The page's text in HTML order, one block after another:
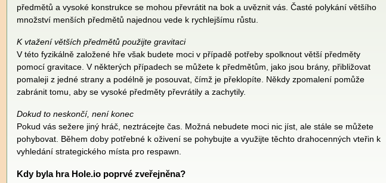
předmětů a vysoké konstrukce se mohou převrátit na bok a uvěznit vás. Časté polykání většího
množství menších předmětů najednou vede k rychlejšímu růstu.
K vtažení větších předmětů použijte gravitaci
V této fyzikálně založené hře však budete moci v případě potřeby spolknout větší předměty
pomocí gravitace. V některých případech se můžete k předmětům, jako jsou brány, přibližovat
pomaleji z jedné strany a podélně je posouvat, čímž je překlopíte. Někdy zpomalení pomůže
zabránit tomu, aby se vysoké předměty převrátily a zachytily.
Dokud to neskončí, není konec
Pokud vás sežere jiný hráč, neztrácejte čas. Možná nebudete moci nic jíst, ale stále se můžete
pohybovat. Během doby potřebné k oživení se pohybujte a využijte těchto drahocenných vteřin k
vyhledání strategického místa pro respawn.
Kdy byla hra Hole.io poprvé zveřejněna?